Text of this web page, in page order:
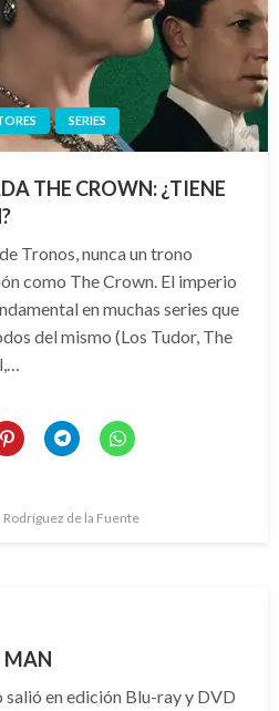
SERIES
THE CROWN: ¿TIENE
Tronos, nunca un trono
como The Crown. El imperio
en muchas series que
del mismo (Los Tudor, The
Rodríguez de la Fuente
MAN
salió en edición Blu-ray y DVD